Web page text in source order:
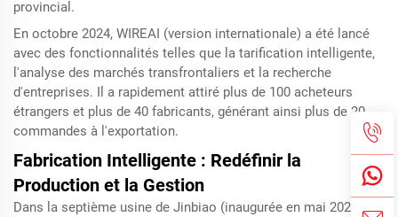
provincial.
En octobre 2024, WIREAI (version internationale) a été lancé
avec des fonctionnalités telles que la tarification intelligente,
l'analyse des marchés transfrontaliers et la recherche
d'entreprises. Il a rapidement attiré plus de 100 acheteurs
étrangers et plus de 40 fabricants, générant ainsi plus de 20
commandes à l'exportation.
Fabrication Intelligente : Redéfinir la
Production et la Gestion
Dans la septième usine de Jinbiao (inaugurée en mai 2024),